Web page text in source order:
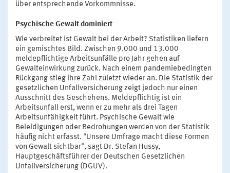
über entsprechende Vorkommnisse.
Psychische Gewalt dominiert
Wie verbreitet ist Gewalt bei der Arbeit? Statistiken liefern
ein gemischtes Bild. Zwischen 9.000 und 13.000
meldepflichtige Arbeitsunfälle pro Jahr gehen auf
Gewalteinwirkung zurück. Nach einem pandemiebedingten
Rückgang stieg ihre Zahl zuletzt wieder an. Die Statistik der
gesetzlichen Unfallversicherung zeigt jedoch nur einen
Ausschnitt des Geschehens. Meldepflichtig ist ein
Arbeitsunfall erst, wenn er zu mehr als drei Tagen
Arbeitsunfähigkeit führt. Psychische Gewalt wie
Beleidigungen oder Bedrohungen werden von der Statistik
häufig nicht erfasst. "Unsere Umfrage macht diese Formen
von Gewalt sichtbar", sagt Dr. Stefan Hussy,
Hauptgeschäftsführer der Deutschen Gesetzlichen
Unfallversicherung (DGUV).